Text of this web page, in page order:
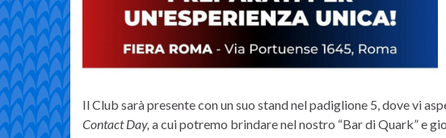
Il Club sarà presente con un suo stand nel padiglione 5, dove vi
Contact Day, a cui potremo brindare nel nostro “Bar di Quark” e